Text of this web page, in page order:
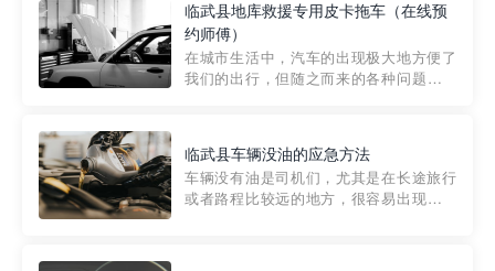
路救援拖车的收费标准是由当地交通管理
部门制定的。起步价通...
临武县地库救援专用皮卡拖车（在线预
约师傅）
在城市生活中，汽车的出现极大地方便了
我们的出行，但随之而来的各种问题也让
紧急情况下，我们需要一种高效可靠的救
援方式。而这时，地库救援专...
临武县车辆没油的应急方法
车辆没有油是司机们，尤其是在长途旅行
或者路程比较远的地方，很容易出现这种